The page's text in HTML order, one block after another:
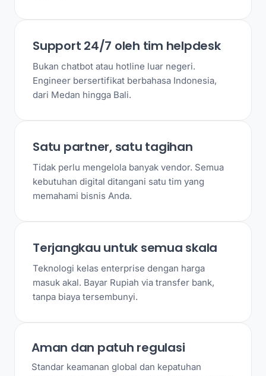
Support 24/7 oleh tim helpdesk
Bukan chatbot atau hotline luar negeri.
Engineer bersertifikat berbahasa Indonesia,
dari Medan hingga Bali.
Satu partner, satu tagihan
Tidak perlu mengelola banyak vendor. Semua
kebutuhan digital ditangani satu tim yang
memahami bisnis Anda.
Terjangkau untuk semua skala
Teknologi kelas enterprise dengan harga
masuk akal. Bayar Rupiah via transfer bank,
tanpa biaya tersembunyi.
Aman dan patuh regulasi
Standar keamanan global dan kepatuhan